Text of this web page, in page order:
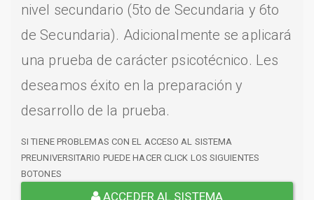
nivel secundario (5to de Secundaria y 6to
de Secundaria). Adicionalmente se aplicará
una prueba de carácter psicotécnico. Les
deseamos éxito en la preparación y
desarrollo de la prueba.
SI TIENE PROBLEMAS CON EL ACCESO AL SISTEMA
PREUNIVERSITARIO PUEDE HACER CLICK LOS SIGUIENTES
BOTONES
ACCEDER AL SISTEMA